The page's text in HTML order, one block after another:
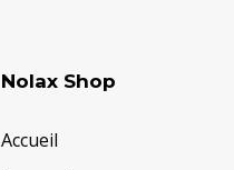
Nolax Shop
Accueil